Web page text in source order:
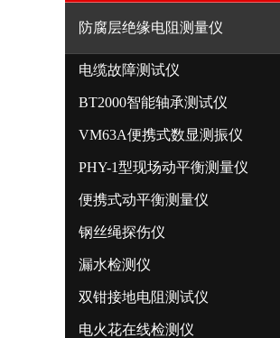
防腐层绝缘电阻测量仪
电缆故障测试仪
BT2000智能轴承测试仪
VM63A便携式数显测振仪
PHY-1型现场动平衡测量仪
便携式动平衡测量仪
钢丝绳探伤仪
漏水检测仪
双钳接地电阻测试仪
电火花在线检测仪